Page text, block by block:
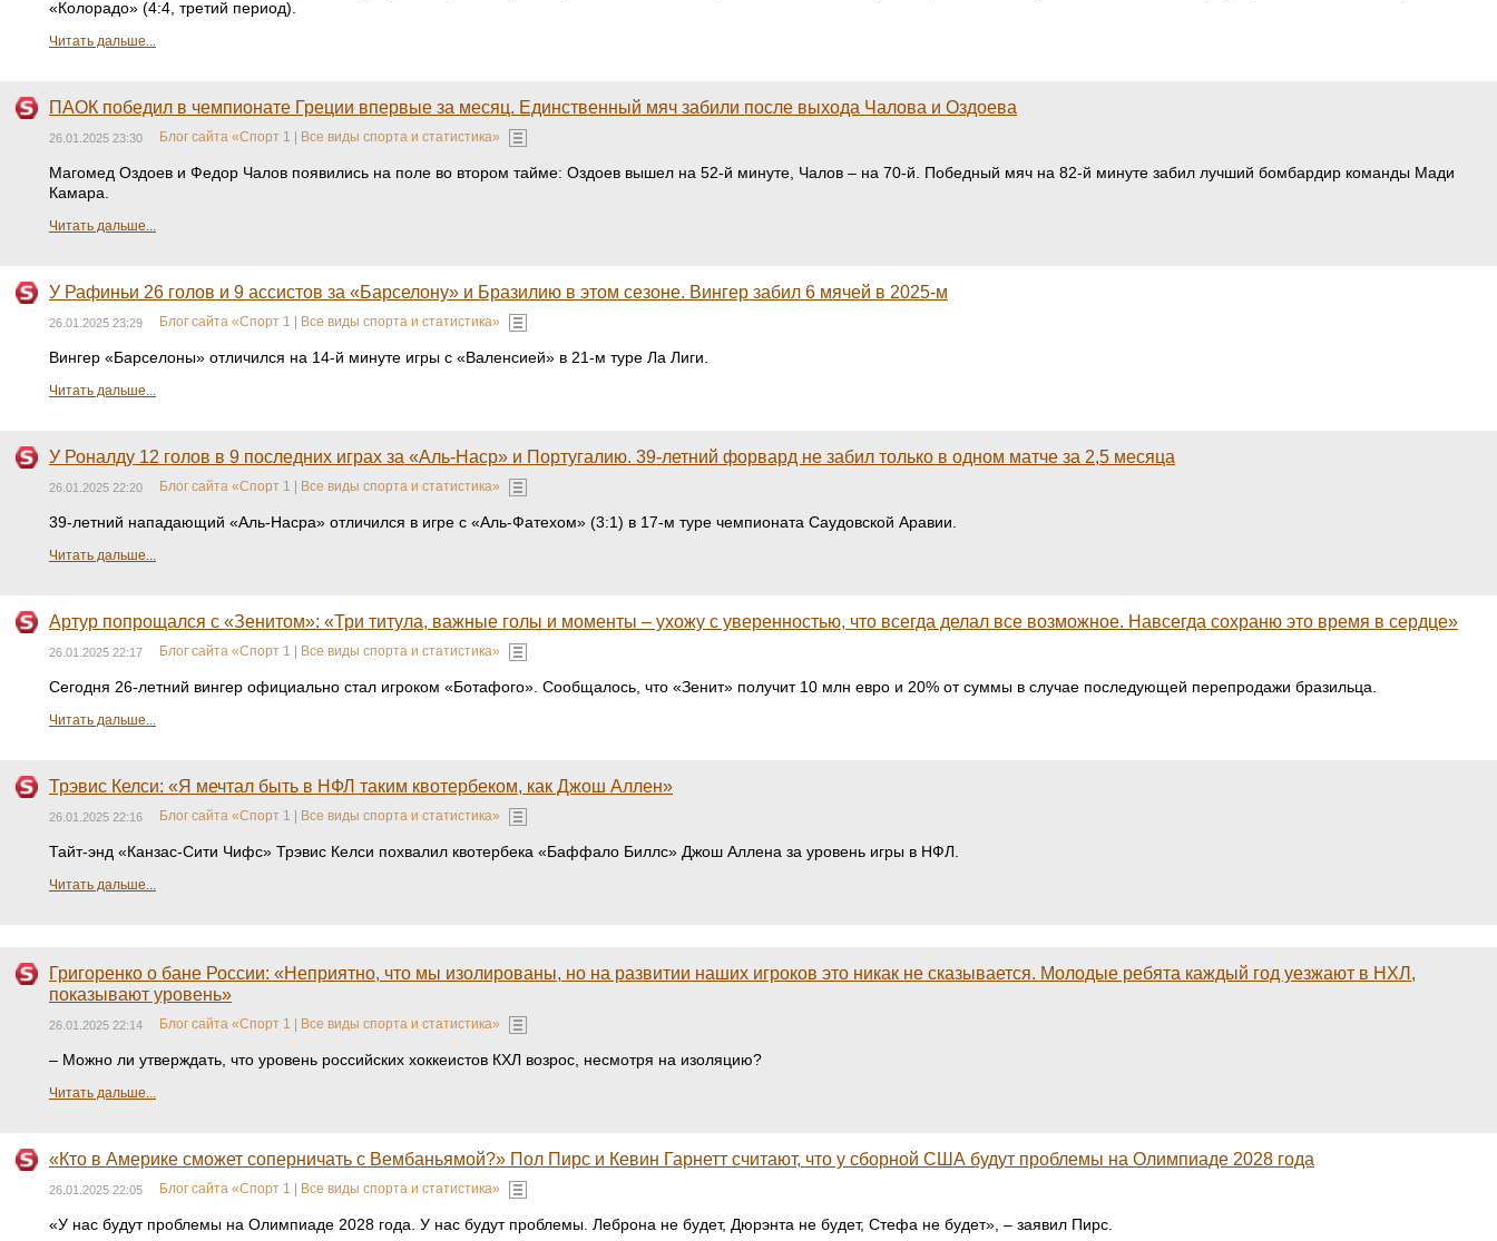
«Колорадо» (4:4, третий период).
Читать дальше...
ПАОК победил в чемпионате Греции впервые за месяц. Единственный мяч забили после выхода Чалова и Оздоева
26.01.2025 23:30 Блог сайта «Спорт 1 | Все виды спорта и статистика»
Магомед Оздоев и Федор Чалов появились на поле во втором тайме: Оздоев вышел на 52-й минуте, Чалов – на 70-й. Победный мяч на 82-й минуте забил лучший бомбардир команды Мади
Камара.
Читать дальше...
У Рафиньи 26 голов и 9 ассистов за «Барселону» и Бразилию в этом сезоне. Вингер забил 6 мячей в 2025-м
26.01.2025 23:29 Блог сайта «Спорт 1 | Все виды спорта и статистика»
Вингер «Барселоны» отличился на 14-й минуте игры с «Валенсией» в 21-м туре Ла Лиги.
Читать дальше...
У Роналду 12 голов в 9 последних играх за «Аль-Наср» и Португалию. 39-летний форвард не забил только в одном матче за 2,5 месяца
26.01.2025 22:20 Блог сайта «Спорт 1 | Все виды спорта и статистика»
39-летний нападающий «Аль-Насра» отличился в игре с «Аль-Фатехом» (3:1) в 17-м туре чемпионата Саудовской Аравии.
Читать дальше...
Артур попрощался с «Зенитом»: «Три титула, важные голы и моменты – ухожу с уверенностью, что всегда делал все возможное. Навсегда сохраню это время в сердце»
26.01.2025 22:17 Блог сайта «Спорт 1 | Все виды спорта и статистика»
Сегодня 26-летний вингер официально стал игроком «Ботафого». Сообщалось, что «Зенит» получит 10 млн евро и 20% от суммы в случае последующей перепродажи бразильца.
Читать дальше...
Трэвис Келси: «Я мечтал быть в НФЛ таким квотербеком, как Джош Аллен»
26.01.2025 22:16 Блог сайта «Спорт 1 | Все виды спорта и статистика»
Тайт-энд «Канзас-Сити Чифс» Трэвис Келси похвалил квотербека «Баффало Биллс» Джош Аллена за уровень игры в НФЛ.
Читать дальше...
Григоренко о бане России: «Неприятно, что мы изолированы, но на развитии наших игроков это никак не сказывается. Молодые ребята каждый год уезжают в НХЛ,
показывают уровень»
26.01.2025 22:14 Блог сайта «Спорт 1 | Все виды спорта и статистика»
– Можно ли утверждать, что уровень российских хоккеистов КХЛ возрос, несмотря на изоляцию?
Читать дальше...
«Кто в Америке сможет соперничать с Вембаньямой?» Пол Пирс и Кевин Гарнетт считают, что у сборной США будут проблемы на Олимпиаде 2028 года
26.01.2025 22:05 Блог сайта «Спорт 1 | Все виды спорта и статистика»
«У нас будут проблемы на Олимпиаде 2028 года. У нас будут проблемы. Леброна не будет, Дюрэнта не будет, Стефа не будет», – заявил Пирс.